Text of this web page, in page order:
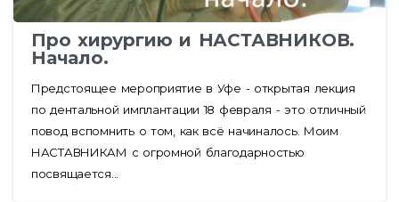
Про хирургию и НАСТАВНИКОВ.
Начало.
Предстоящее мероприятие в Уфе - открытая лекция
по дентальной имплантации 18 февраля - это отличный
повод вспомнить о том, как всё начиналось. Моим
НАСТАВНИКАМ с огромной благодарностью
посвящается...